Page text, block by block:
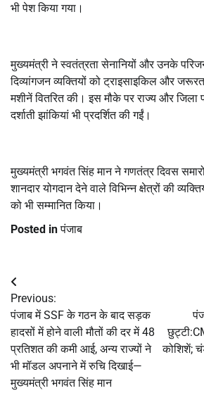
भी पेश किया गया।
मुख्यमंत्री ने स्वतंत्रता सेनानियों और उनके
दिव्यांगजन व्यक्तियों को ट्राइसाइकिल और
मशीनें वितरित की। इस मौके पर राज्य और
दर्शाती झांकियां भी प्रदर्शित की गईं।
मुख्यमंत्री भगवंत सिंह मान ने गणतंत्र दिवस
शानदार योगदान देने वाले विभिन्न क्षेत्रों की
को भी सम्मानित किया।
Posted inपंजाब
Post
navigation
Previous:
पंजाब में SSF के गठन के बाद सड़क
हादसों में होने वाली मौतों की दर में 48
प्रतिशत की कमी आई, अन्य राज्यों ने
भी मॉडल अपनाने में रुचि दिखाई—
मुख्यमंत्री भगवंत सिंह मान
कोशिशें;